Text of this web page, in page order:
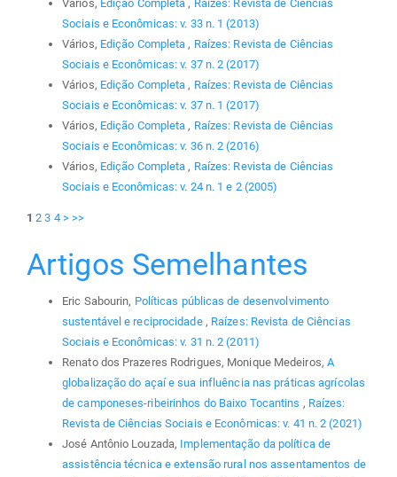
Vários, Edição Completa, Raízes: Revista de Ciências
Sociais e Econômicas: v. 33 n. 1 (2013)
Vários, Edição Completa, Raízes: Revista de Ciências
Sociais e Econômicas: v. 37 n. 2 (2017)
Vários, Edição Completa, Raízes: Revista de Ciências
Sociais e Econômicas: v. 37 n. 1 (2017)
Vários, Edição Completa, Raízes: Revista de Ciências
Sociais e Econômicas: v. 36 n. 2 (2016)
Vários, Edição Completa, Raízes: Revista de Ciências
Sociais e Econômicas: v. 24 n. 1 e 2 (2005)
1 2 3 4 > >>
Artigos Semelhantes
Eric Sabourin, Políticas públicas de desenvolvimento
sustentável e reciprocidade , Raízes: Revista de Ciências
Sociais e Econômicas: v. 31 n. 2 (2011)
Renato dos Prazeres Rodrigues, Monique Medeiros, A
globalização do açaí e sua influência nas práticas agrícolas
de camponeses-ribeirinhos do Baixo Tocantins , Raízes:
Revista de Ciências Sociais e Econômicas: v. 41 n. 2 (2021)
José Antônio Louzada, Implementação da política de
assistência técnica e extensão rural nos assentamentos de